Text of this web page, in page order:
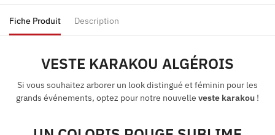
Fiche Produit Description
VESTE KARAKOU ALGÉROIS
Si vous souhaitez arborer un look distingué et féminin pour les
grands événements, optez pour notre nouvelle veste karakou !